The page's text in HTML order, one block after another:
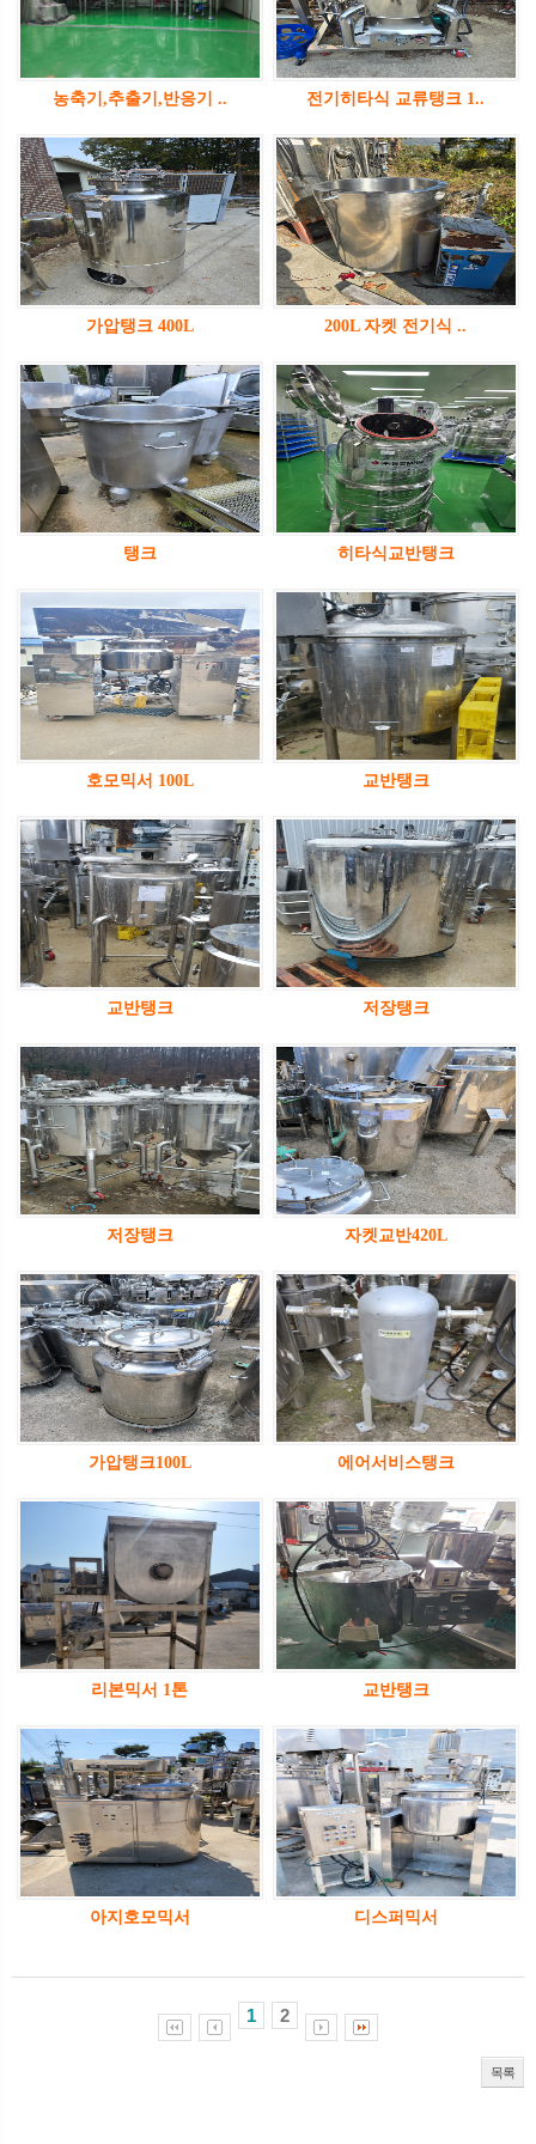
농축기,추출기,반응기 .. 전기히타식 교류탱크 1..
가압탱크 400L 200L 자켓 전기식 ..
탱크 히타식교반탱크
호모믹서 100L 교반탱크
교반탱크 저장탱크
저장탱크 자켓교반420L
가압탱크100L 에어서비스탱크
리본믹서 1톤 교반탱크
아지호모믹서 디스퍼믹서
1 2
목록